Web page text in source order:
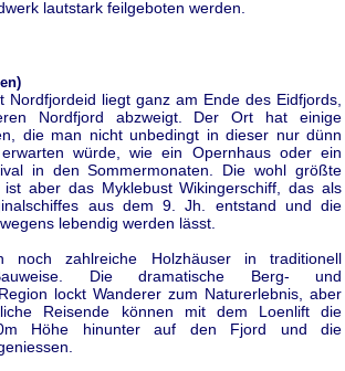
lautstark feilgeboten werden.
Nordfjordeid liegt ganz am Ende des Eidfjords,
Nordfjord abzweigt. Der Ort hat einige
die man nicht unbedingt in dieser nur dünn
würde, wie ein Opernhaus oder ein
in den Sommermonaten. Die wohl größte
aber das Myklebust Wikingerschiff, das als
aus dem 9. Jh. entstand und die
lebendig werden lässt.
zahlreiche Holzhäuser in traditionell
Die dramatische Berg- und
lockt Wanderer zum Naturerlebnis, aber
Reisende können mit dem Loenlift die
Höhe hinunter auf den Fjord und die